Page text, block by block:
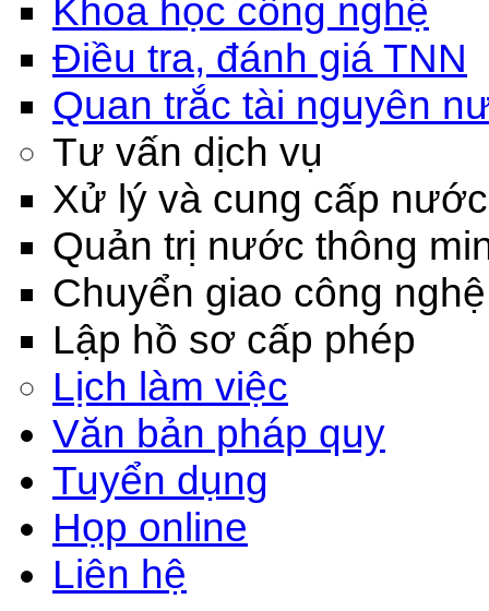
Khoa học công nghệ
Điều tra, đánh giá TNN
Quan trắc tài nguyên
Tư vấn dịch vụ
Xử lý và cung cấp nước
Quản trị nước thông
Chuyển giao công nghệ
Lập hồ sơ cấp phép
Lịch làm việc
Văn bản pháp quy
Tuyển dụng
Họp online
Liên hệ